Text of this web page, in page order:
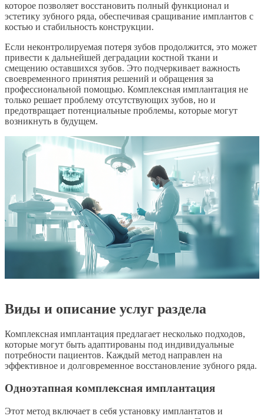
которое позволяет восстановить полный функционал и
эстетику зубного ряда, обеспечивая сращивание имплантов с
костью и стабильность конструкции.
Если неконтролируемая потеря зубов продолжится, это может
привести к дальнейшей деградации костной ткани и
смещению оставшихся зубов. Это подчеркивает важность
своевременного принятия решений и обращения за
профессиональной помощью. Комплексная имплантация не
только решает проблему отсутствующих зубов, но и
предотвращает потенциальные проблемы, которые могут
возникнуть в будущем.
Виды и описание услуг раздела
Комплексная имплантация предлагает несколько подходов,
которые могут быть адаптированы под индивидуальные
потребности пациентов. Каждый метод направлен на
эффективное и долговременное восстановление зубного ряда.
Одноэтапная комплексная имплантация
Этот метод включает в себя установку имплантатов и